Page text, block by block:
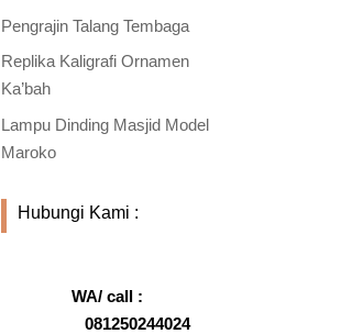
Pengrajin Talang Tembaga
Replika Kaligrafi Ornamen
Ka’bah
Lampu Dinding Masjid Model
Maroko
Hubungi Kami :
WA/ call :
081250244024